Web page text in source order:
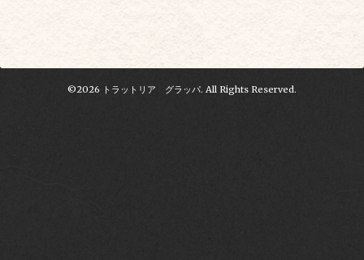
©2026 トラットリア グラッパ. All Rights Reserved.